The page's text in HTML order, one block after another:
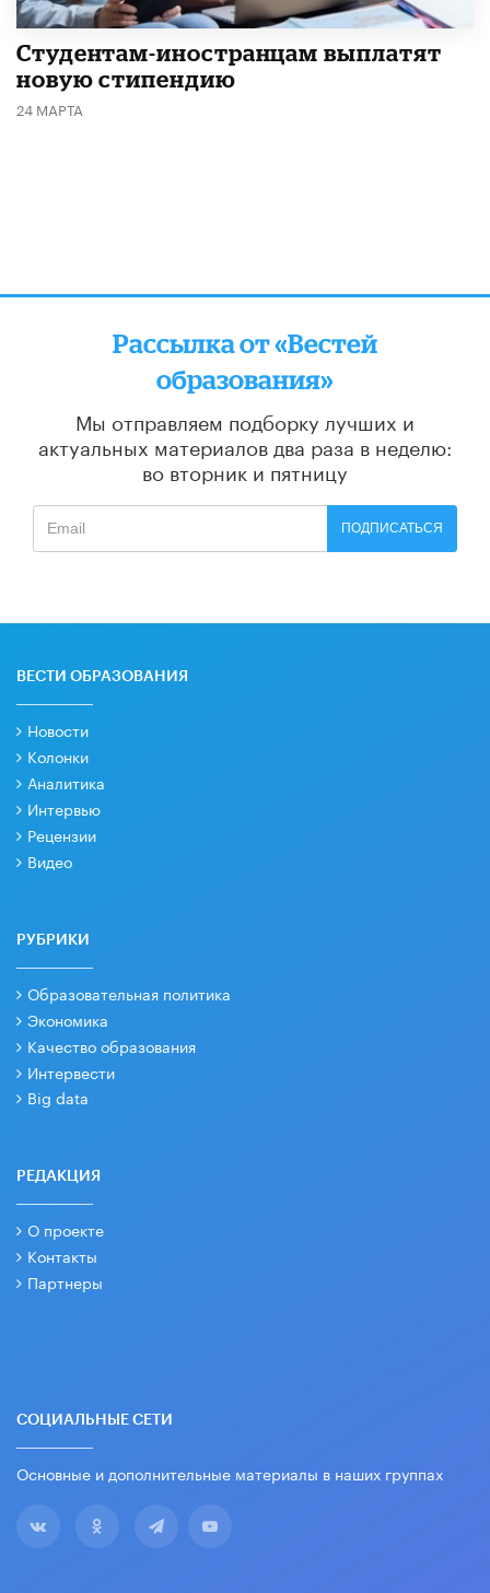
Студентам-иностранцам выплатят
новую стипендию
24 МАРТА
Рассылка от «Вестей
образования»
Мы отправляем подборку лучших и
актуальных материалов два раза в неделю:
во вторник и пятницу
ПОДПИСАТЬСЯ
ВЕСТИ ОБРАЗОВАНИЯ
Новости
Колонки
Аналитика
Интервью
Рецензии
Видео
РУБРИКИ
Образовательная политика
Экономика
Качество образования
Интервести
Big data
РЕДАКЦИЯ
О проекте
Контакты
Партнеры
СОЦИАЛЬНЫЕ СЕТИ
Основные и дополнительные материалы в наших группах